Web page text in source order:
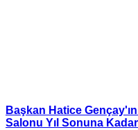
Başkan Hatice
Salonu Yıl Sonuna